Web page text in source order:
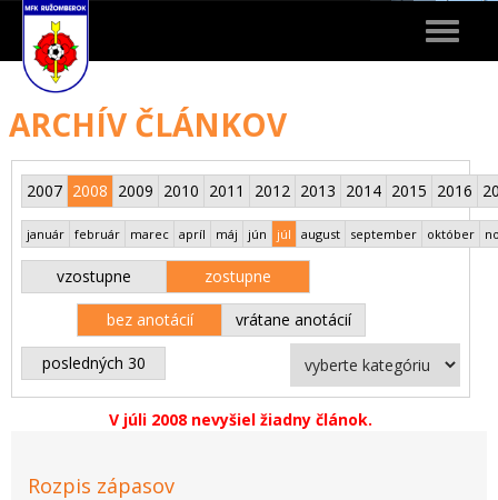
Toggle
ARCHÍV ČLÁNKOV
2007 2008 2009 2010 2011 2012 2013 2014 2015 2016
január február marec apríl máj jún júl august september október
vzostupne zostupne
bez anotácií vrátane anotácií
posledných 30
V júli 2008 nevyšiel žiadny článok.
Rozpis zápasov